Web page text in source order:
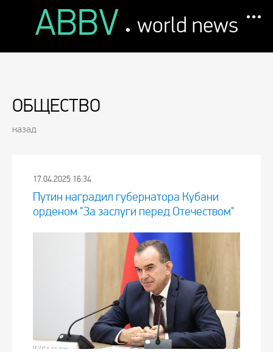
ABBV . world news
ОБЩЕСТВО
назад
17.04.2025 16:34
Путин наградил губернатора Кубани
орденом "За заслуги перед Отечеством"